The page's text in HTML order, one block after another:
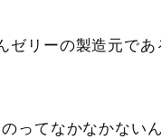
ゼリーの製造元で
ってなかなかない